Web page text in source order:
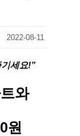
2022-08-11
세요!”
와
원